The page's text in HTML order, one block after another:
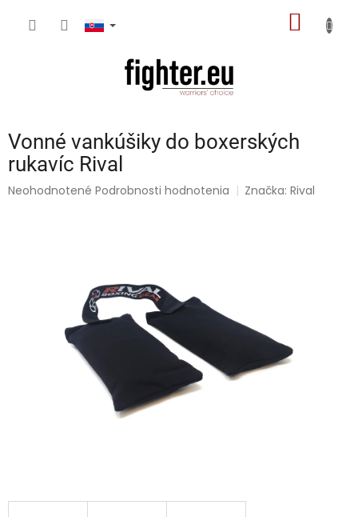
Vonné vankúšiky do boxerských
rukavíc Rival
Priemerné
Neohodnotené Podrobnosti hodnotenia Značka:Rival